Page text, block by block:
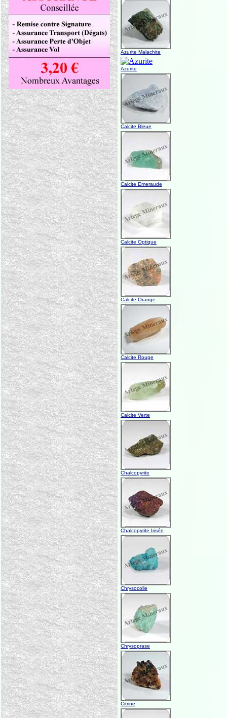
Azurite Malachite
Azurite
Calcite Bleue
Calcite Emeraude
Calcite Optique
Calcite Orange
Calcite Rouge
Calcite Verte
Chalcopyrite
Chalcopyrite Irisée
Chrysocolle
Chrysoprase
Citrine